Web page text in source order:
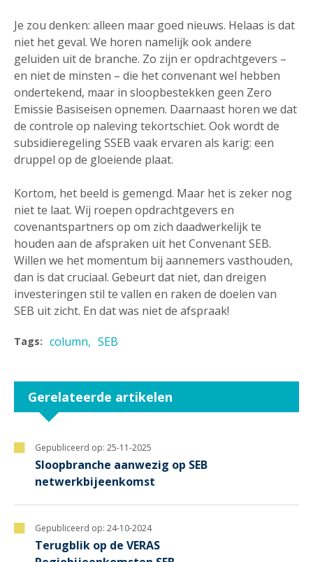
Je zou denken: alleen maar goed nieuws. Helaas is dat
niet het geval. We horen namelijk ook andere
geluiden uit de branche. Zo zijn er opdrachtgevers –
en niet de minsten – die het convenant wel hebben
ondertekend, maar in sloopbestekken geen Zero
Emissie Basiseisen opnemen. Daarnaast horen we dat
de controle op naleving tekortschiet. Ook wordt de
subsidieregeling SSEB vaak ervaren als karig: een
druppel op de gloeiende plaat.
Kortom, het beeld is gemengd. Maar het is zeker nog
niet te laat. Wij roepen opdrachtgevers en
covenantspartners op om zich daadwerkelijk te
houden aan de afspraken uit het Convenant SEB.
Willen we het momentum bij aannemers vasthouden,
dan is dat cruciaal. Gebeurt dat niet, dan dreigen
investeringen stil te vallen en raken de doelen van
SEB uit zicht. En dat was niet de afspraak!
Tags: column SEB
Gerelateerde artikelen
Gepubliceerd op: 25-11-2025
Sloopbranche aanwezig op SEB
netwerkbijeenkomst
Gepubliceerd op: 24-10-2024
Terugblik op de VERAS